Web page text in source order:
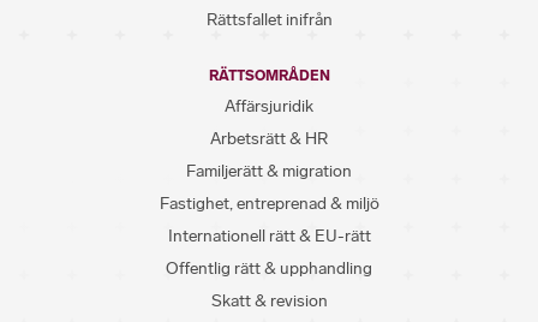
Rättsfallet inifrån
RÄTTSOMRÅDEN
Affärsjuridik
Arbetsrätt & HR
Familjerätt & migration
Fastighet, entreprenad & miljö
Internationell rätt & EU-rätt
Offentlig rätt & upphandling
Skatt & revision